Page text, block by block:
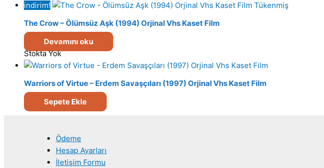
indirim!
Tükenmiş
The Crow – Ölümsüz Aşk (1994) Orjinal Vhs Kaset Film
Devamını oku
Stokta Yok
Warriors of Virtue – Erdem Savaşçıları (1997) Orjinal Vhs Kaset Film
Sepete Ekle
Ödeme
Hesap Ayarları
İletişim Formu